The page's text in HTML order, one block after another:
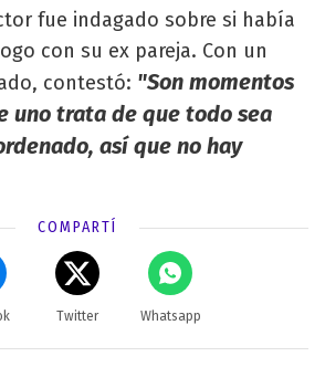
fue indagado sobre si había
con su ex pareja. Con un
contestó: "Son momentos
uno trata de que todo sea
así que no hay
COMPARTÍ
Twitter Whatsapp